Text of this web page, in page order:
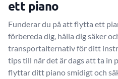
ett piano
Funderar du på att flytta ett
förbereda dig, hålla dig säker
transportalternativ för ditt
tips till när det är dags att ta in
flyttar ditt piano smidigt och